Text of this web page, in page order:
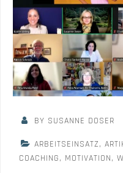
BY SUSANNE DOSER
ARBEITSEINSATZ,
COACHING, MOTIVATION,